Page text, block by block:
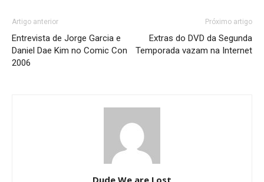
Artigo anterior
Entrevista de Jorge Garcia e
Daniel Dae Kim no Comic Con
2006
Próximo artigo
Extras do DVD da Segunda
Temporada vazam na Internet
Dude We are Lost